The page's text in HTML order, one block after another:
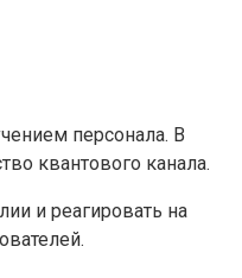
персонала. В
квантового канала.
и реагировать на